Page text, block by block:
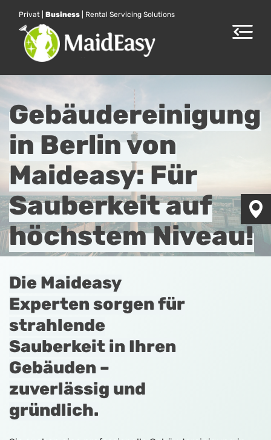
Toggle
Privat Business Rental Servicing Solutions
Gebäudereinigung
in Berlin von
Maideasy: Für
Sauberkeit auf
höchstem Niveau!
Die Maideasy
Experten sorgen für
strahlende
Sauberkeit in Ihren
Gebäuden –
zuverlässig und
gründlich.